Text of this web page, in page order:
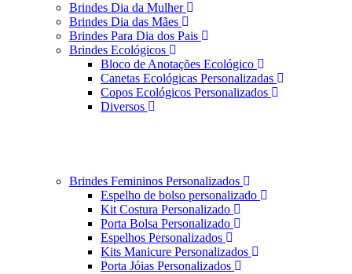
Brindes Dia da Mulher
Brindes Dia das Mães
Brindes Para Dia dos Pais
Brindes Ecológicos
Bloco de Anotações Ecológico
Canetas Ecológicas Personalizadas
Copos Ecológicos Personalizados
Diversos
Brindes Femininos Personalizados
Espelho de bolso personalizado
Kit Costura Personalizado
Porta Bolsa Personalizado
Espelhos Personalizados
Kits Manicure Personalizados
Porta Jóias Personalizados